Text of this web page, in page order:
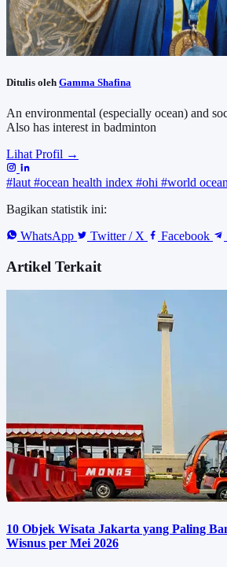
Ditulis oleh Gamma Shafina
An environmental (especially ocean) and
Also has interest in badminton
Lihat Profil →
#laut #ocean health index #ohi #world
Bagikan statistik ini:
WhatsApp
Twitter / X Facebook
Artikel Terkait
10 Objek Wisata Jakarta yang Paling
Wisnus per Mei 2026